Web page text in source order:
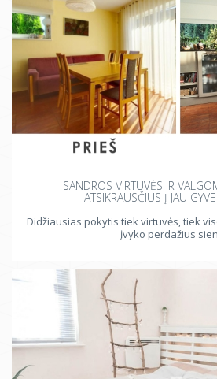
SANDROS VIRTUVĖS IR
ATSIKRAUSČIUS Į JAU
Didžiausias pokytis tiek virtuvės, tiek
įvyko perdažius